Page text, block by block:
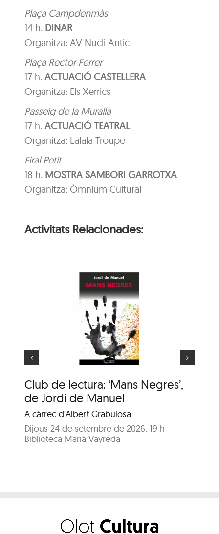
Plaça Campdenmàs
14 h. DINAR
Organitza: AV Nucli Antic
Plaça Rector Ferrer
17 h. ACTUACIÓ CASTELLERA
Organitza: Els Xerrics
Passeig de la Muralla
17 h. ACTUACIÓ TEATRAL
Organitza: Lalala Troupe
Firal Petit
18 h. MOSTRA SAMBORI GARROTXA
Organitza: Òmnium Cultural
Activitats Relacionades:
Club de lectura: ‘Mans Negres’,
de Jordi de Manuel
A càrrec d'Albert Grabulosa
Dijous 24 de setembre de 2026, 19 h
Biblioteca Marià Vayreda
Animaler